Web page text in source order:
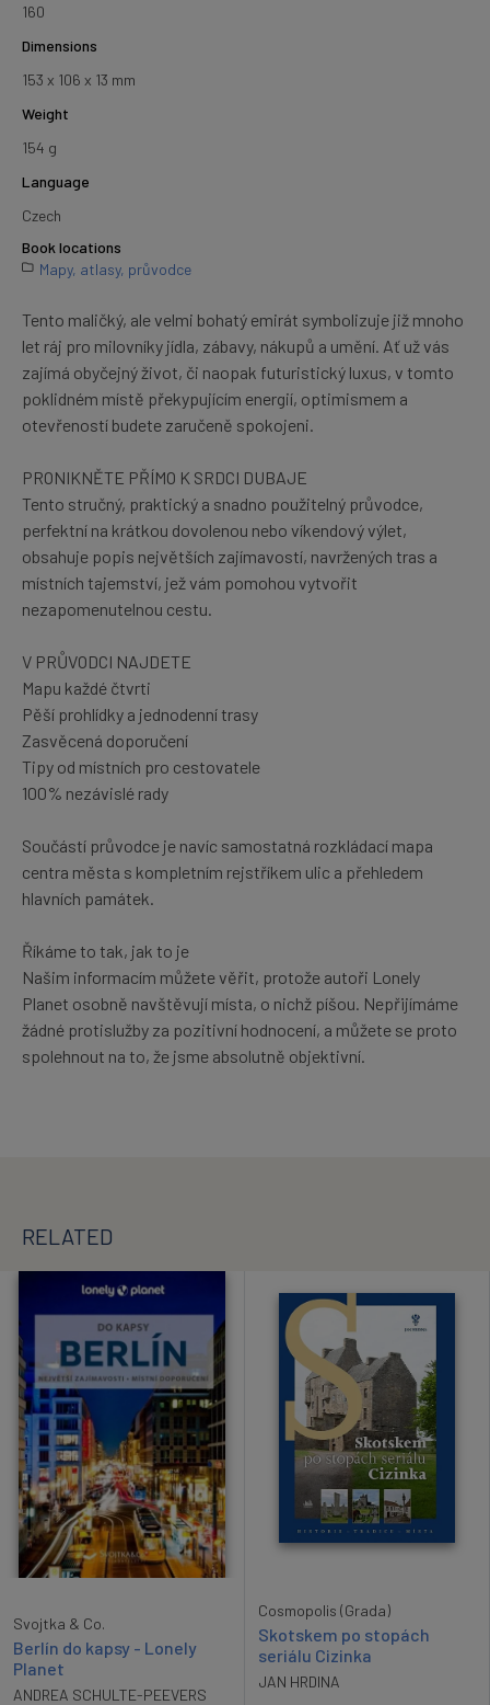
160
Dimensions
153 x 106 x 13 mm
Weight
154 g
Language
Czech
Book locations
Mapy, atlasy, průvodce
Tento maličký, ale velmi bohatý emirát symbolizuje již mnoho
let ráj pro milovníky jídla, zábavy, nákupů a umění. Ať už vás
zajímá obyčejný život, či naopak futuristický luxus, v tomto
poklidném místě překypujícím energií, optimismem a
otevřeností budete zaručeně spokojeni.
PRONIKNĚTE PŘÍMO K SRDCI DUBAJE
Tento stručný, praktický a snadno použitelný průvodce,
perfektní na krátkou dovolenou nebo víkendový výlet,
obsahuje popis největších zajímavostí, navržených tras a
místních tajemství, jež vám pomohou vytvořit
nezapomenutelnou cestu.
V PRŮVODCI NAJDETE
Mapu každé čtvrti
Pěší prohlídky a jednodenní trasy
Zasvěcená doporučení
Tipy od místních pro cestovatele
100% nezávislé rady
Součástí průvodce je navíc samostatná rozkládací mapa
centra města s kompletním rejstříkem ulic a přehledem
hlavních památek.
Říkáme to tak, jak to je
Našim informacím můžete věřit, protože autoři Lonely
Planet osobně navštěvují místa, o nichž píšou. Nepřijímáme
žádné protislužby za pozitivní hodnocení, a můžete se proto
spolehnout na to, že jsme absolutně objektivní.
RELATED
Svojtka & Co.
Berlín do kapsy - Lonely
Planet
ANDREA SCHULTE-PEEVERS
Cosmopolis (Grada)
Skotskem po stopách
seriálu Cizinka
JAN HRDINA